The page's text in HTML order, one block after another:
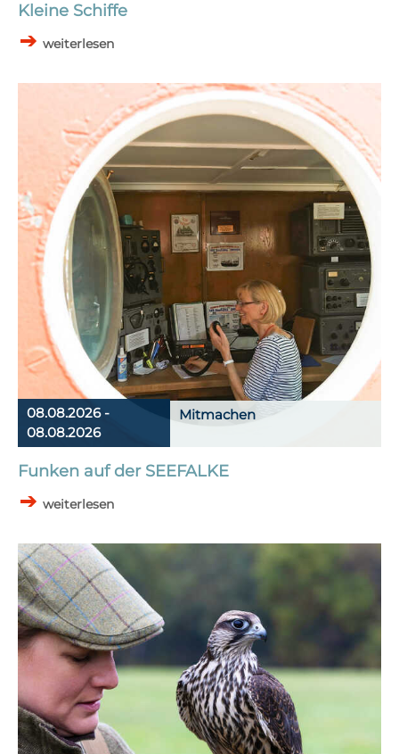
Kleine Schiffe
weiterlesen
Mitmachen
08.08.2026 -
08.08.2026
Funken auf der SEEFALKE
weiterlesen